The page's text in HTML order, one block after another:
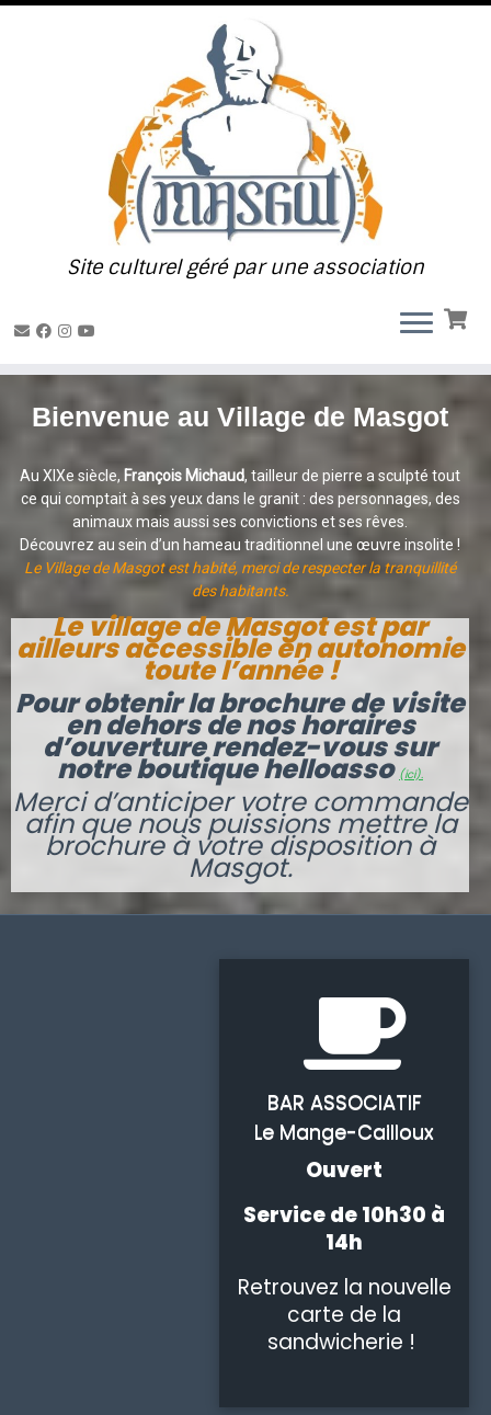
Passer
Site culturel géré par une association
Bienvenue au Village de Masgot
Au XIXe siècle, François Michaud, tailleur de pierre a sculpté tout
ce qui comptait à ses yeux dans le granit : des personnages, des
animaux mais aussi ses convictions et ses rêves.
Découvrez au sein d’un hameau traditionnel une œuvre insolite !
Le Village de Masgot est habité, merci de respecter la tranquillité
des habitants.
Le village de Masgot est par
ailleurs accessible en autonomie
toute l’année !
Pour obtenir la brochure de visite
en dehors de nos horaires
d’ouverturerendez-vous sur
notre boutique helloasso(ici).
Merci d’anticiper votre commande
afin que nous puissions mettre la
brochure à votre disposition à
Masgot.
BAR ASSOCIATIF
Le Mange-Cailloux
Ouvert
Service de 10h30 à
14h
Retrouvez la nouvelle
carte de la
sandwicherie !